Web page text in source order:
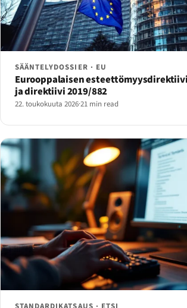
SÄÄNTELYDOSSIER · EU
Eurooppalaisen
ja direktiivi 2019/882
22. toukokuuta 2026·21 min read